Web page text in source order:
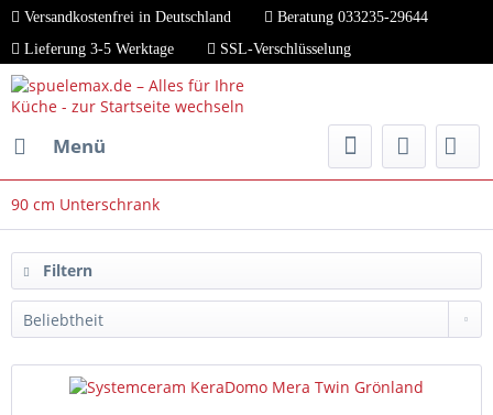
Versandkostenfrei in Deutschland
Beratung 033235-29644
Lieferung 3-5 Werktage
SSL-Verschlüsselung
Menü
90 cm Unterschrank
Filtern